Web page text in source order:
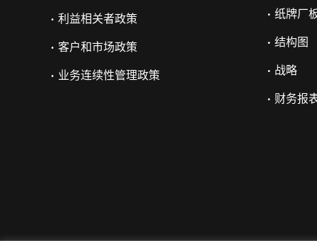
• 利益相关者政策
• 客户和市场政策
• 业务连续性管理政策
• 纸牌厂
• 结构图
• 战略
• 财务报